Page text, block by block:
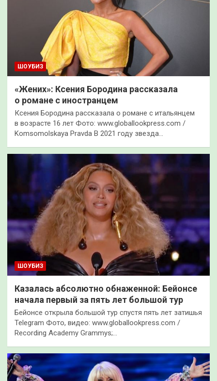
ШОУБИЗ
«Жених»: Ксения Бородина рассказала
о романе с иностранцем
Ксения Бородина рассказала о романе с итальянцем
в возрасте 16 лет Фото: www.globallookpress.com /
Komsomolskaya Pravda В 2021 году звезда…
ШОУБИЗ
Казалась абсолютно обнаженной: Бейонсе
начала первый за пять лет большой тур
Бейонсе открыла большой тур спустя пять лет затишья
Telegram Фото, видео: www.globallookpress.com /
Recording Academy Grammys;…